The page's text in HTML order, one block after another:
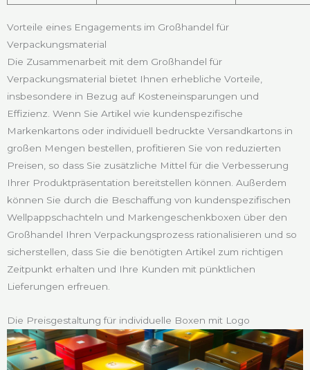
Vorteile eines Engagements im Großhandel für
Verpackungsmaterial
Die Zusammenarbeit mit dem Großhandel für
Verpackungsmaterial bietet Ihnen erhebliche Vorteile,
insbesondere in Bezug auf Kosteneinsparungen und
Effizienz. Wenn Sie Artikel wie kundenspezifische
Markenkartons oder individuell bedruckte Versandkartons in
großen Mengen bestellen, profitieren Sie von reduzierten
Preisen, so dass Sie zusätzliche Mittel für die Verbesserung
Ihrer Produktpräsentation bereitstellen können. Außerdem
können Sie durch die Beschaffung von kundenspezifischen
Wellpappschachteln und Markengeschenkboxen über den
Großhandel Ihren Verpackungsprozess rationalisieren und so
sicherstellen, dass Sie die benötigten Artikel zum richtigen
Zeitpunkt erhalten und Ihre Kunden mit pünktlichen
Lieferungen erfreuen.
Die Preisgestaltung für individuelle Boxen mit Logo